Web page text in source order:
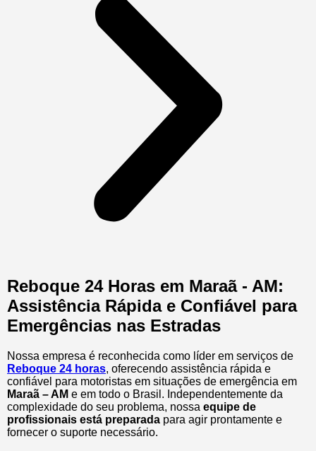
Reboque 24 Horas em Maraã - AM:
Assistência Rápida e Confiável para
Emergências nas Estradas
Nossa empresa é reconhecida como líder em serviços de
Reboque 24 horas, oferecendo assistência rápida e
confiável para motoristas em situações de emergência em
Maraã – AM e em todo o Brasil. Independentemente da
complexidade do seu problema, nossa equipe de
profissionais está preparada para agir prontamente e
fornecer o suporte necessário.